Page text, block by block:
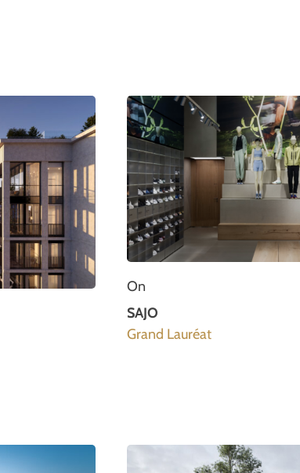
On
SAJO
Grand Lauréat